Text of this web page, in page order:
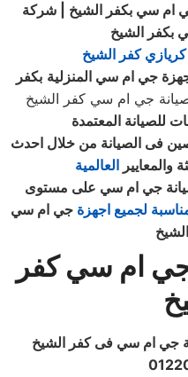
ام سي بكفر الشيخ
شركة
بكفر الشيخ
كفر الشيخ
جي ام سي المنزلية بكفر
جي ام سي كفر الشيخ
للصيانة المعتمدة
فى الصيانة من خلال احدث
والمعاييرالعالمية
جي ام سي على مستوى
لجميع اجهزة جي ام سي
ام سي كفر
جي ام سي فى كفر الشيخ